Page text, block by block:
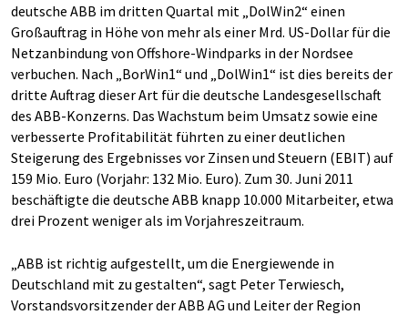
deutsche ABB im dritten Quartal mit „DolWin2“ einen
Großauftrag in Höhe von mehr als einer Mrd. US-Dollar für die
Netzanbindung von Offshore-Windparks in der Nordsee
verbuchen. Nach „BorWin1“ und „DolWin1“ ist dies bereits der
dritte Auftrag dieser Art für die deutsche Landesgesellschaft
des ABB-Konzerns. Das Wachstum beim Umsatz sowie eine
verbesserte Profitabilität führten zu einer deutlichen
Steigerung des Ergebnisses vor Zinsen und Steuern (EBIT) auf
159 Mio. Euro (Vorjahr: 132 Mio. Euro). Zum 30. Juni 2011
beschäftigte die deutsche ABB knapp 10.000 Mitarbeiter, etwa
drei Prozent weniger als im Vorjahreszeitraum.
„ABB ist richtig aufgestellt, um die Energiewende in
Deutschland mit zu gestalten“, sagt Peter Terwiesch,
Vorstandsvorsitzender der ABB AG und Leiter der Region